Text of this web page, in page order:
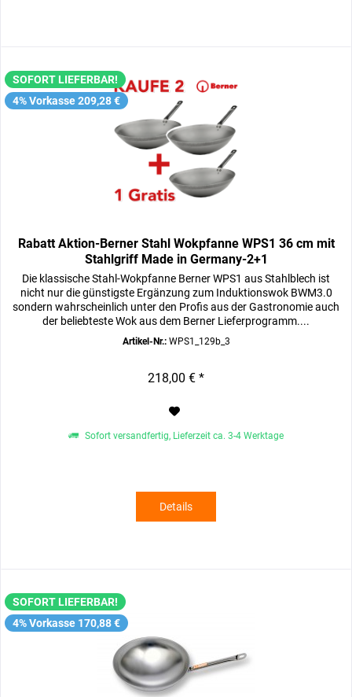
SOFORT LIEFERBAR!
4% Vorkasse 209,28 €
Rabatt Aktion-Berner Stahl Wokpfanne WPS1 36 cm mit
Stahlgriff Made in Germany-2+1
Die klassische Stahl-Wokpfanne Berner WPS1 aus Stahlblech ist
nicht nur die günstigste Ergänzung zum Induktionswok BWM3.0
sondern wahrscheinlich unter den Profis aus der Gastronomie auch
der beliebteste Wok aus dem Berner Lieferprogramm....
Artikel-Nr.:WPS1_129b_3
218,00 € *
Sofort versandfertig, Lieferzeit ca. 3-4 Werktage
Details
SOFORT LIEFERBAR!
4% Vorkasse 170,88 €